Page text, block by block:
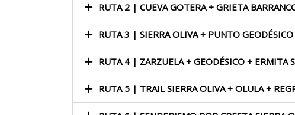
RUTA 2 | CUEVA GOTERA + GRIETA
RUTA 3 | SIERRA OLIVA + PUNTO GEODÉSICO
RUTA 4 | ZARZUELA + GEODÉSICO + ERMITA
RUTA 5 | TRAIL SIERRA OLIVA + OLULA +